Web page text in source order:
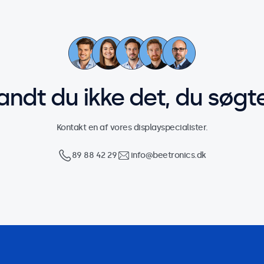
du ikke det, du
Kontakt en af vores displayspecialister.
89 88 42 29 info@beetronics.dk